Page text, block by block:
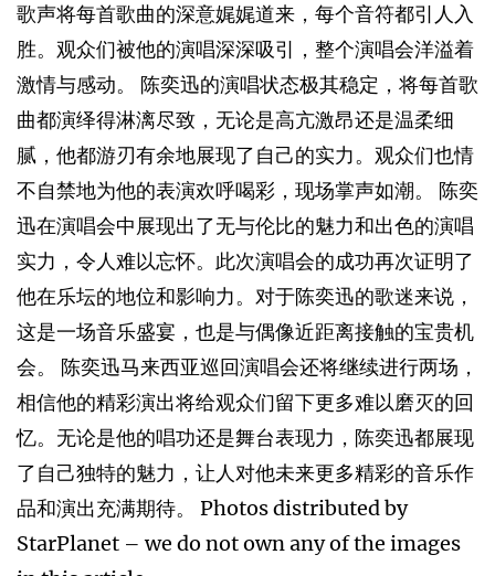
歌声将每首歌曲的深意娓娓道来，每个音符都引人入
胜。观众们被他的演唱深深吸引，整个演唱会洋溢着
激情与感动。 陈奕迅的演唱状态极其稳定，将每首歌
曲都演绎得淋漓尽致，无论是高亢激昂还是温柔细
腻，他都游刃有余地展现了自己的实力。观众们也情
不自禁地为他的表演欢呼喝彩，现场掌声如潮。 陈奕
迅在演唱会中展现出了无与伦比的魅力和出色的演唱
实力，令人难以忘怀。此次演唱会的成功再次证明了
他在乐坛的地位和影响力。对于陈奕迅的歌迷来说，
这是一场音乐盛宴，也是与偶像近距离接触的宝贵机
会。 陈奕迅马来西亚巡回演唱会还将继续进行两场，
相信他的精彩演出将给观众们留下更多难以磨灭的回
忆。无论是他的唱功还是舞台表现力，陈奕迅都展现
了自己独特的魅力，让人对他未来更多精彩的音乐作
品和演出充满期待。 Photos distributed by
StarPlanet – we do not own any of the images